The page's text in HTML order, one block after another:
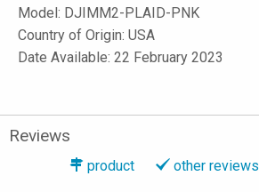
Model: DJIMM2-PLAID-PNK
Country of Origin: USA
Date Available: 22 February 2023
Reviews
product other reviews